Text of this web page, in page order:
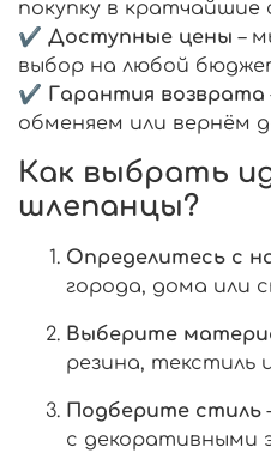
покупку в кратчайшие
✔ Доступные цены –
выбор на любой
✔ Гарантия возврата
обменяем или вернём
Как выбрать
шлепанцы?
Определитесь с
города, дома или
Выберите
резина, текстиль
Подберите стиль
с декоративными